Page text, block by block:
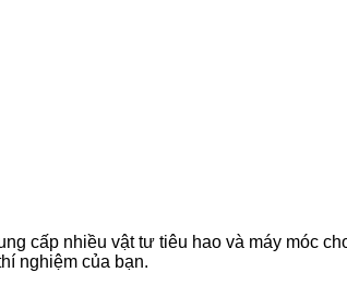
cấp nhiều vật tư tiêu hao và máy móc
nghiệm của bạn.